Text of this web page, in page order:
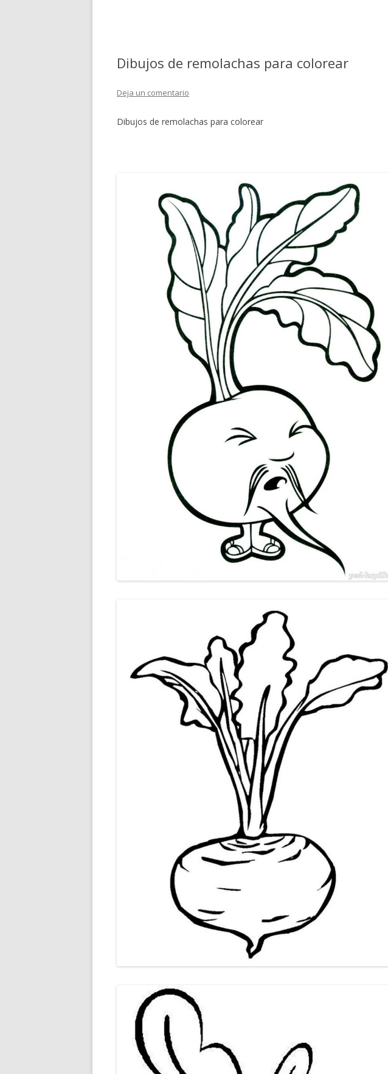
Dibujos de remolachas para colorear
Deja un comentario
Dibujos de remolachas para colorear